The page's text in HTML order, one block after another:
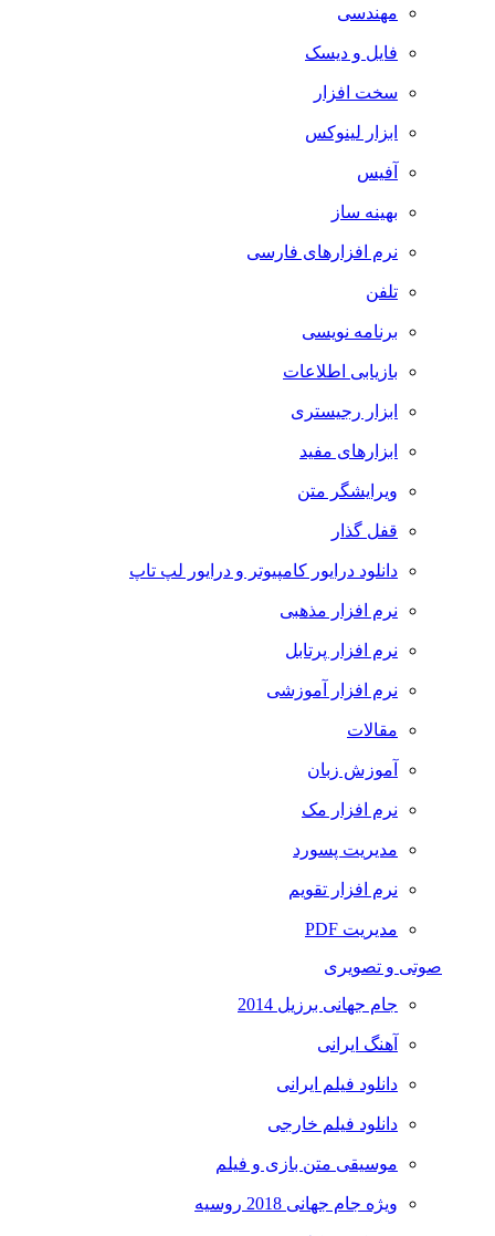
مهندسی
فایل و دیسک
سخت افزار
ابزار لینوکس
آفیس
بهینه ساز
نرم افزارهای فارسی
تلفن
برنامه نویسی
بازیابی اطلاعات
ابزار رجیستری
ابزارهای مفید
ویرایشگر متن
قفل گذار
دانلود درایور کامپیوتر و درایور لپ تاپ
نرم افزار مذهبی
نرم افزار پرتابل
نرم افزار آموزشی
مقالات
آموزش زبان
نرم افزار مک
مدیریت پسورد
نرم افزار تقویم
مدیریت PDF
صوتی و تصویری
جام جهانی برزیل 2014
آهنگ ایرانی
دانلود فیلم ایرانی
دانلود فیلم خارجی
موسیقی متن بازی و فیلم
ویژه جام جهانی 2018 روسیه